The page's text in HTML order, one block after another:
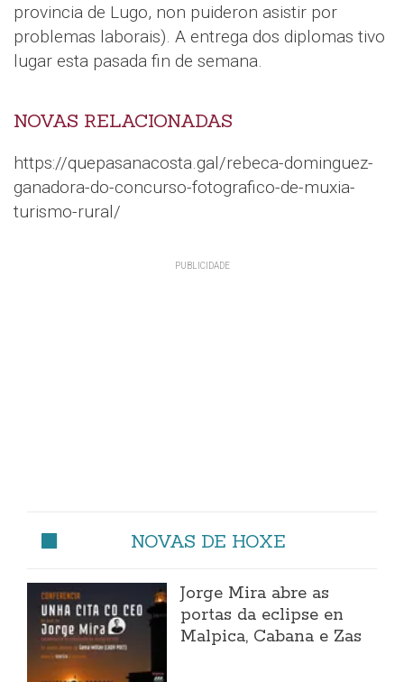
provincia de Lugo, non puideron asistir por
problemas laborais). A entrega dos diplomas tivo
lugar esta pasada fin de semana.
NOVAS RELACIONADAS
https://quepasanacosta.gal/rebeca-dominguez-
ganadora-do-concurso-fotografico-de-muxia-
turismo-rural/
NOVAS DE HOXE
Jorge Mira abre as
portas da eclipse en
Malpica, Cabana e Zas